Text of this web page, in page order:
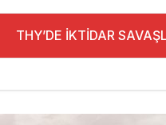
THY’DE İKTİDAR